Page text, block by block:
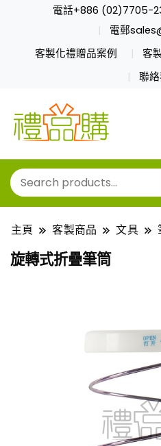
電話+886 (02)7705-
電郵
客製化禮贈品案例
客
聯
主頁 客製商品 文具
旋轉式折疊筆筒